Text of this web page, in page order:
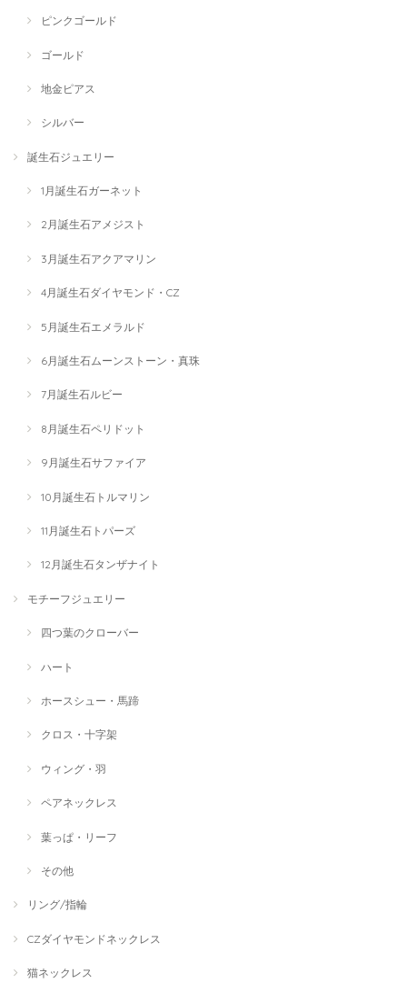
ピンクゴールド
ゴールド
地金ピアス
シルバー
誕生石ジュエリー
1月誕生石ガーネット
2月誕生石アメジスト
3月誕生石アクアマリン
4月誕生石ダイヤモンド・CZ
5月誕生石エメラルド
6月誕生石ムーンストーン・真珠
7月誕生石ルビー
8月誕生石ペリドット
9月誕生石サファイア
10月誕生石トルマリン
11月誕生石トパーズ
12月誕生石タンザナイト
モチーフジュエリー
四つ葉のクローバー
ハート
ホースシュー・馬蹄
クロス・十字架
ウィング・羽
ペアネックレス
葉っぱ・リーフ
その他
リング/指輪
CZダイヤモンドネックレス
猫ネックレス